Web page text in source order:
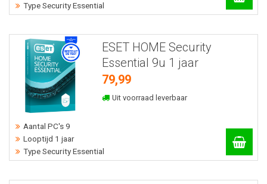
Type Security Essential
ESET HOME Security
Essential 9u 1 jaar
79,99
Uit voorraad leverbaar
Aantal PC's 9
Looptijd 1 jaar
Type Security Essential